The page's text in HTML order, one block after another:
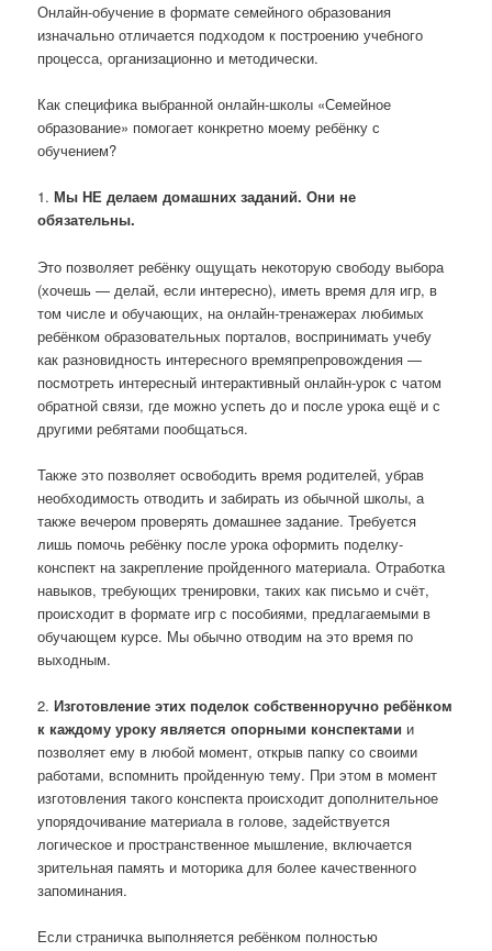
Онлайн-обучение в формате семейного образования
изначально отличается подходом к построению учебного
процесса, организационно и методически.
Как специфика выбранной онлайн-школы «Семейное
образование» помогает конкретно моему ребёнку с
обучением?
1.Мы НЕ делаем домашних заданий. Они не
обязательны.
Это позволяет ребёнку ощущать некоторую свободу выбора
(хочешь — делай, если интересно), иметь время для игр, в
том числе и обучающих, на онлайн-тренажерах любимых
ребёнком образовательных порталов, воспринимать учебу
как разновидность интересного времяпрепровождения —
посмотреть интересный интерактивный онлайн-урок с чатом
обратной связи, где можно успеть до и после урока ещё и с
другими ребятами пообщаться.
Также это позволяет освободить время родителей, убрав
необходимость отводить и забирать из обычной школы, а
также вечером проверять домашнее задание. Требуется
лишь помочь ребёнку после урока оформить поделку-
конспект на закрепление пройденного материала. Отработка
навыков, требующих тренировки, таких как письмо и счёт,
происходит в формате игр с пособиями, предлагаемыми в
обучающем курсе. Мы обычно отводим на это время по
выходным.
2.Изготовление этих поделок собственноручно ребёнком
к каждому уроку является опорными конспектами и
позволяет ему в любой момент, открыв папку со своими
работами, вспомнить пройденную тему. При этом в момент
изготовления такого конспекта происходит дополнительное
упорядочивание материала в голове, задействуется
логическое и пространственное мышление, включается
зрительная память и моторика для более качественного
запоминания.
Если страничка выполняется ребёнком полностью